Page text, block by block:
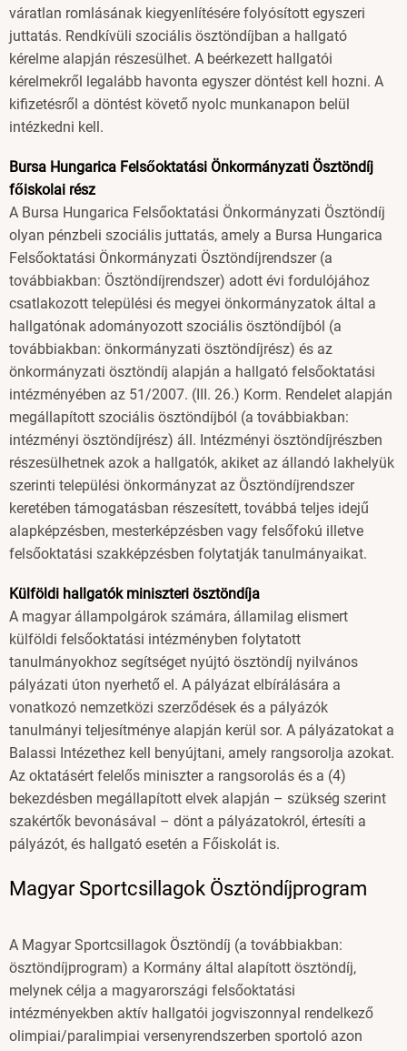
váratlan romlásának kiegyenlítésére folyósított egyszeri
juttatás. Rendkívüli szociális ösztöndíjban a hallgató
kérelme alapján részesülhet. A beérkezett hallgatói
kérelmekről legalább havonta egyszer döntést kell hozni. A
kifizetésről a döntést követő nyolc munkanapon belül
intézkedni kell.
Bursa Hungarica Felsőoktatási Önkormányzati Ösztöndíj
főiskolai rész
A Bursa Hungarica Felsőoktatási Önkormányzati Ösztöndíj
olyan pénzbeli szociális juttatás, amely a Bursa Hungarica
Felsőoktatási Önkormányzati Ösztöndíjrendszer (a
továbbiakban: Ösztöndíjrendszer) adott évi fordulójához
csatlakozott települési és megyei önkormányzatok által a
hallgatónak adományozott szociális ösztöndíjból (a
továbbiakban: önkormányzati ösztöndíjrész) és az
önkormányzati ösztöndíj alapján a hallgató felsőoktatási
intézményében az 51/2007. (III. 26.) Korm. Rendelet alapján
megállapított szociális ösztöndíjból (a továbbiakban:
intézményi ösztöndíjrész) áll. Intézményi ösztöndíjrészben
részesülhetnek azok a hallgatók, akiket az állandó lakhelyük
szerinti települési önkormányzat az Ösztöndíjrendszer
keretében támogatásban részesített, továbbá teljes idejű
alapképzésben, mesterképzésben vagy felsőfokú illetve
felsőoktatási szakképzésben folytatják tanulmányaikat.
Külföldi hallgatók miniszteri ösztöndíja
A magyar állampolgárok számára, államilag elismert
külföldi felsőoktatási intézményben folytatott
tanulmányokhoz segítséget nyújtó ösztöndíj nyilvános
pályázati úton nyerhető el. A pályázat elbírálására a
vonatkozó nemzetközi szerződések és a pályázók
tanulmányi teljesítménye alapján kerül sor. A pályázatokat a
Balassi Intézethez kell benyújtani, amely rangsorolja azokat.
Az oktatásért felelős miniszter a rangsorolás és a (4)
bekezdésben megállapított elvek alapján – szükség szerint
szakértők bevonásával – dönt a pályázatokról, értesíti a
pályázót, és hallgató esetén a Főiskolát is.
Magyar Sportcsillagok Ösztöndíjprogram
A Magyar Sportcsillagok Ösztöndíj (a továbbiakban:
ösztöndíjprogram) a Kormány által alapított ösztöndíj,
melynek célja a magyarországi felsőoktatási
intézményekben aktív hallgatói jogviszonnyal rendelkező
olimpiai/paralimpiai versenyrendszerben sportoló azon